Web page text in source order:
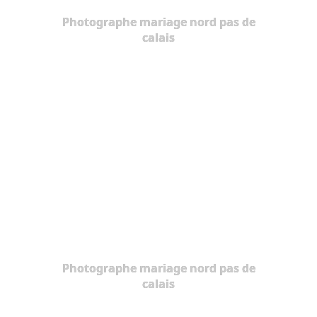
Photographe mariage nord pas de
calais
Photographe mariage nord pas de
calais